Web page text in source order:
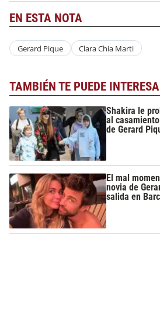
EN ESTA NOTA
Gerard Pique Clara Chia Marti
TAMBIÉN TE PUEDE
Shakira le
al
de Gerard
El mal
novia de
salida en